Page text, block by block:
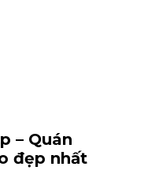
– Quán
đẹp nhất